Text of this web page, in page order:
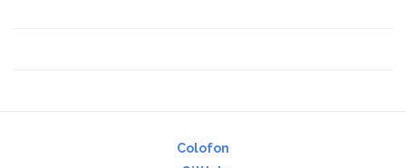
Colofon